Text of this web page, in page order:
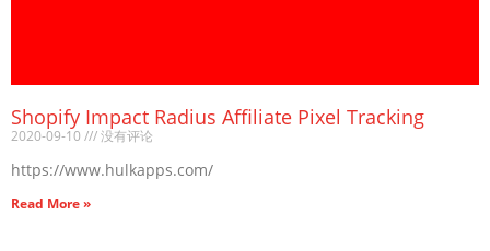
Shopify Impact Radius Affiliate Pixel Tracking
2020-09-10 没有评论
https://www.hulkapps.com/
Read More »